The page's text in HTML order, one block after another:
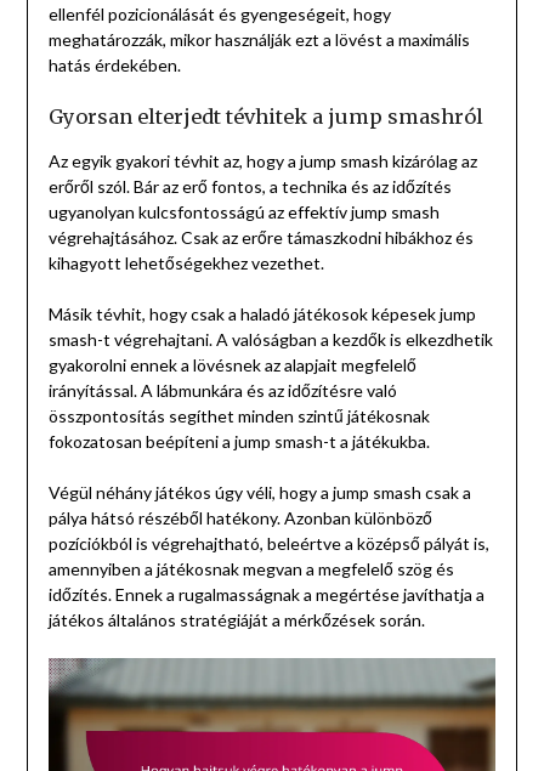
ellenfél pozicionálását és gyengeségeit, hogy
meghatározzák, mikor használják ezt a lövést a maximális
hatás érdekében.
Gyorsan elterjedt tévhitek a jump smashról
Az egyik gyakori tévhit az, hogy a jump smash kizárólag az
erőről szól. Bár az erő fontos, a technika és az időzítés
ugyanolyan kulcsfontosságú az effektív jump smash
végrehajtásához. Csak az erőre támaszkodni hibákhoz és
kihagyott lehetőségekhez vezethet.
Másik tévhit, hogy csak a haladó játékosok képesek jump
smash-t végrehajtani. A valóságban a kezdők is elkezdhetik
gyakorolni ennek a lövésnek az alapjait megfelelő
irányítással. A lábmunkára és az időzítésre való
összpontosítás segíthet minden szintű játékosnak
fokozatosan beépíteni a jump smash-t a játékukba.
Végül néhány játékos úgy véli, hogy a jump smash csak a
pálya hátsó részéből hatékony. Azonban különböző
pozíciókból is végrehajtható, beleértve a középső pályát is,
amennyiben a játékosnak megvan a megfelelő szög és
időzítés. Ennek a rugalmasságnak a megértése javíthatja a
játékos általános stratégiáját a mérkőzések során.